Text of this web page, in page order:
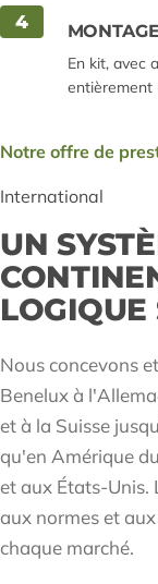
4 MONTAGE
En kit, avec
entièrement
Notre offre de
International
UN
LOGIQUE
Nous concevons
Benelux à
et à la Suisse
qu'en Amérique
et aux États-Unis.
aux normes et
chaque marché.